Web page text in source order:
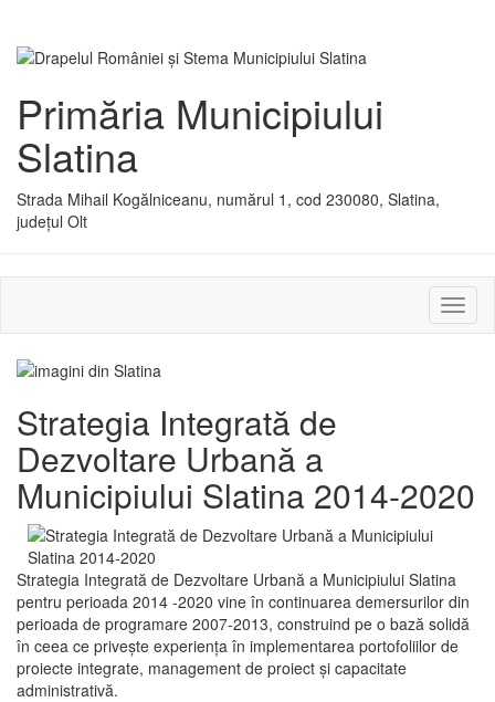
Primăria Municipiului
Slatina
Strada Mihail Kogălniceanu, numărul 1, cod 230080, Slatina,
județul Olt
sau
Strategia Integrată de
Dezvoltare Urbană a
Municipiului Slatina 2014-2020
Strategia Integrată de Dezvoltare Urbană a Municipiului Slatina
pentru perioada 2014 -2020 vine în continuarea demersurilor din
perioada de programare 2007-2013, construind pe o bază solidă
în ceea ce priveşte experienţa în implementarea portofoliilor de
proiecte integrate, management de proiect și capacitate
administrativă.